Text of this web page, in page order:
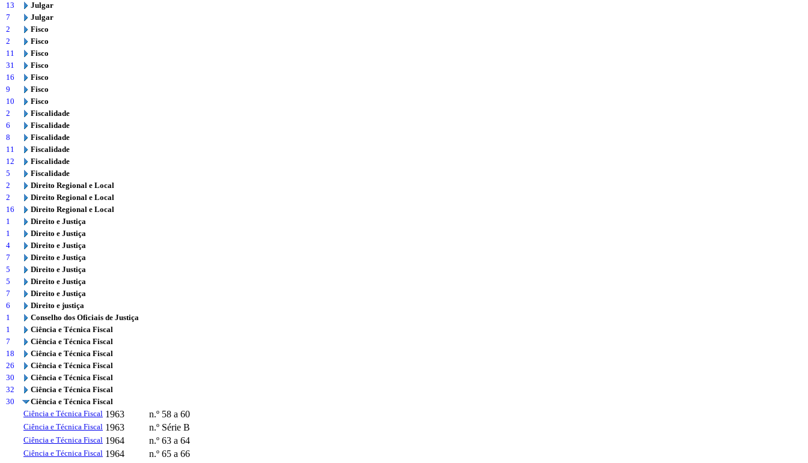
13
Julgar
7
Julgar
2
Fisco
2
Fisco
11
Fisco
31
Fisco
16
Fisco
9
Fisco
10
Fisco
2
Fiscalidade
6
Fiscalidade
8
Fiscalidade
11
Fiscalidade
12
Fiscalidade
5
Fiscalidade
2
Direito Regional e Local
2
Direito Regional e Local
16
Direito Regional e Local
1
Direito e Justiça
1
Direito e Justiça
4
Direito e Justiça
7
Direito e Justiça
5
Direito e Justiça
5
Direito e Justiça
7
Direito e Justiça
6
Direito e justiça
1
Conselho dos Oficiais de Justiça
1
Ciência e Técnica Fiscal
7
Ciência e Técnica Fiscal
18
Ciência e Técnica Fiscal
26
Ciência e Técnica Fiscal
30
Ciência e Técnica Fiscal
32
Ciência e Técnica Fiscal
30
Ciência e Técnica Fiscal
Ciência e Técnica Fiscal 1963 n.º 58 a 60
Ciência e Técnica Fiscal 1963 n.º Série B
Ciência e Técnica Fiscal 1964 n.º 63 a 64
Ciência e Técnica Fiscal 1964 n.º 65 a 66